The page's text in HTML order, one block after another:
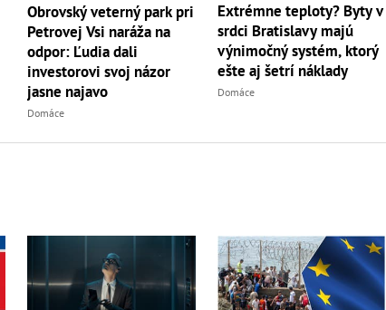
Obrovský veterný park pri
Petrovej Vsi naráža na
odpor: Ľudia dali
investorovi svoj názor
jasne najavo
Domáce
Extrémne teploty? Byty v
srdci Bratislavy majú
výnimočný systém, ktorý
ešte aj šetrí náklady
Domáce